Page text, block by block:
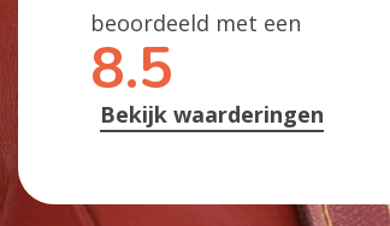
beoordeeld met een
8.5
Bekijk waarderingen